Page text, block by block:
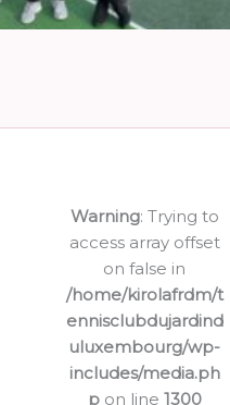
Warning: Trying to
access array offset
on false in
/home/kirolafrdm/t
ennisclubdujardind
uluxembourg/wp-
includes/media.ph
pon line 1300